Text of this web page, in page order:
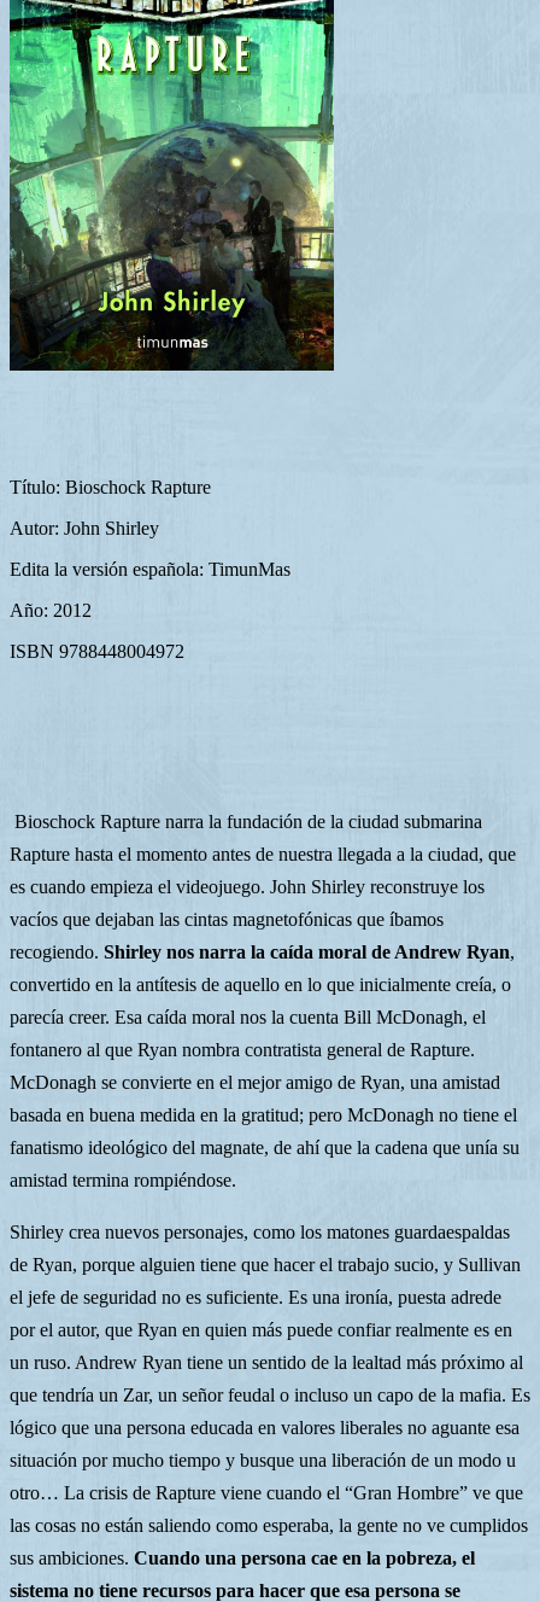
Título: Bioschock Rapture
Autor: John Shirley
Edita la versión española: TimunMas
Año: 2012
ISBN 9788448004972
Bioschock Rapture narra la fundación de la ciudad submarina
Rapture hasta el momento antes de nuestra llegada a la ciudad, que
es cuando empieza el videojuego. John Shirley reconstruye los
vacíos que dejaban las cintas magnetofónicas que íbamos
recogiendo. Shirley nos narra la caída moral de Andrew Ryan,
convertido en la antítesis de aquello en lo que inicialmente creía, o
parecía creer. Esa caída moral nos la cuenta Bill McDonagh, el
fontanero al que Ryan nombra contratista general de Rapture.
McDonagh se convierte en el mejor amigo de Ryan, una amistad
basada en buena medida en la gratitud; pero McDonagh no tiene el
fanatismo ideológico del magnate, de ahí que la cadena que unía su
amistad termina rompiéndose.
Shirley crea nuevos personajes, como los matones guardaespaldas
de Ryan, porque alguien tiene que hacer el trabajo sucio, y Sullivan
el jefe de seguridad no es suficiente. Es una ironía, puesta adrede
por el autor, que Ryan en quien más puede confiar realmente es en
un ruso. Andrew Ryan tiene un sentido de la lealtad más próximo al
que tendría un Zar, un señor feudal o incluso un capo de la mafia. Es
lógico que una persona educada en valores liberales no aguante esa
situación por mucho tiempo y busque una liberación de un modo u
otro… La crisis de Rapture viene cuando el “Gran Hombre” ve que
las cosas no están saliendo como esperaba, la gente no ve cumplidos
sus ambiciones. Cuando una persona cae en la pobreza, el
sistema no tiene recursos para hacer que esa persona se